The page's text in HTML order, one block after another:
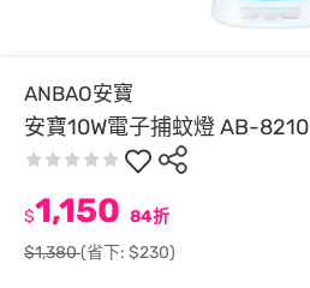
ANBAO安寶
安寶10W電子捕蚊燈 AB-8210
$1,150 84折
$1,380(省下: $230)